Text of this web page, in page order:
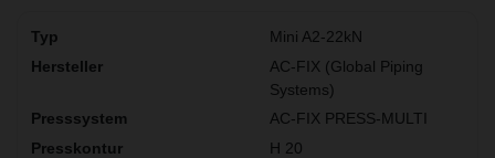
Mini A2-22kN
AC-FIX (Global Piping
Systems)
AC-FIX PRESS-MULTI
H 20